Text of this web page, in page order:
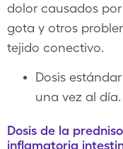
dolor causados
gota y otros
tejido conectivo.
Dosis
una vez al día.
Dosis de la
inflamatoria